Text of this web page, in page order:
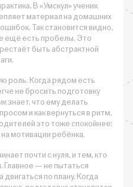
В «Умскул» ученик
материал на домашних
Так становится видно,
ещё есть пробелы. Это
быть абстрактной
роль. Когда рядом есть
не бросить подготовку
знает, что ему делать
и как вернуться в ритм,
это тоже спокойнее:
мотивации ребёнка.
почти с нуля, и тем, кто
Главное — не пытаться
по плану. Когда